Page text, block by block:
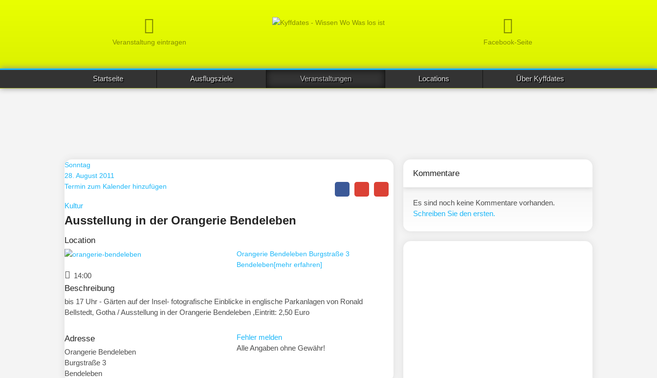
Veranstaltung eintragen Facebook-Seite
Startseite Ausflugsziele Veranstaltungen Locations Über Kyffdates
Sonntag
28. August 2011
Termin zum Kalender hinzufügen
Kultur
Ausstellung in der Orangerie Bendeleben
Location
Orangerie Bendeleben Burgstraße 3
Bendeleben[mehr erfahren]
14:00
Beschreibung
bis 17 Uhr - Gärten auf der Insel- fotografische Einblicke in englische Parkanlagen von Ronald
Bellstedt, Gotha / Ausstellung in der Orangerie Bendeleben ,Eintritt: 2,50 Euro
Adresse
Orangerie Bendeleben
Burgstraße 3
Bendeleben
Fehler melden
Alle Angaben ohne Gewähr!
Kommentare
Es sind noch keine Kommentare vorhanden.
Schreiben Sie den ersten.